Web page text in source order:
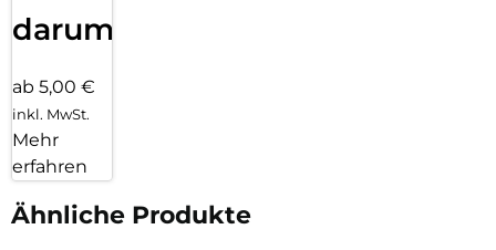
darum!
ab 5,00 €
inkl. MwSt.
Mehr
erfahren
Ähnliche Produkte